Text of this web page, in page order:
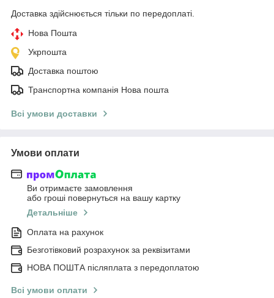
Доставка здійснюється тільки по передоплаті.
Нова Пошта
Укрпошта
Доставка поштою
Транспортна компанія Нова пошта
Всі умови доставки
Умови оплати
Ви отримаєте замовлення
або гроші повернуться на вашу картку
Детальніше
Оплата на рахунок
Безготівковий розрахунок за реквізитами
НОВА ПОШТА післяплата з передоплатою
Всі умови оплати